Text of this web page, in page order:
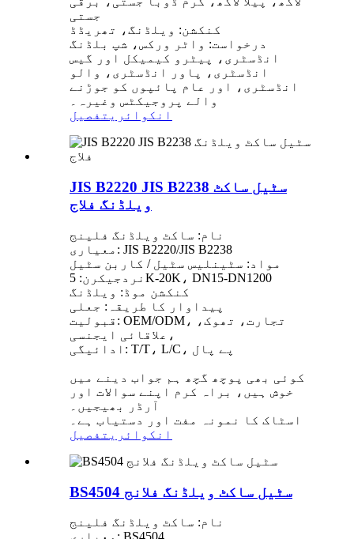
جستی
کنکشن: ویلڈنگ، تھریڈڈ
درخواست: واٹر ورکس، شپ بلڈنگ
انڈسٹری، پیٹرو کیمیکل اور گیس
انڈسٹری، پاور انڈسٹری، والو
انڈسٹری، اور عام پائپوں کو جوڑنے
والے پروجیکٹس وغیرہ۔
انکوائری تفصیل
JIS B2220 JIS B2238 سٹیل ساکٹ
ویلڈنگ فلاج
نام: ساکٹ ویلڈنگ فلینج
معیاری: JIS B2220/JIS B2238
مواد: سٹینلیس سٹیل / کاربن سٹیل
نردجیکرن: 5K-20K، DN15-DN1200
کنکشن موڈ: ویلڈنگ
پیداوار کا طریقہ: جعلی
قبولیت: OEM/ODM، تجارت، تھوک،
علاقائی ایجنسی،
ادائیگی: T/T، L/C، پے پال
کوئی بھی پوچھ گچھ ہم جواب دینے میں
خوش ہیں، براہ کرم اپنے سوالات اور
آرڈر بھیجیں۔
اسٹاک کا نمونہ مفت اور دستیاب ہے۔
انکوائری تفصیل
BS4504 سٹیل ساکٹ ویلڈنگ فلانج
نام: ساکٹ ویلڈنگ فلینج